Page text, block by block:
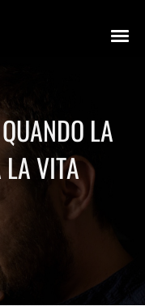
LA
VITA